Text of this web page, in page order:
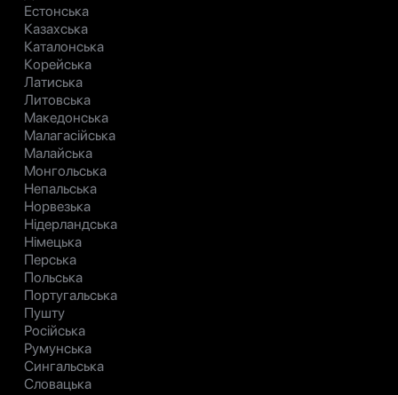
Естонська
Казахська
Каталонська
Корейська
Латиська
Литовська
Македонська
Малагасійська
Малайська
Монгольська
Непальська
Норвезька
Нідерландська
Німецька
Перська
Польська
Португальська
Пушту
Російська
Румунська
Сингальська
Словацька